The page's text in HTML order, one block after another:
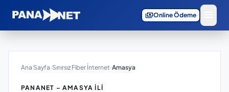
paymentsOnline Ödeme
Ana Sayfa›Sınırsız Fiber İnternet›Amasya
PANANET – AMASYA İLI